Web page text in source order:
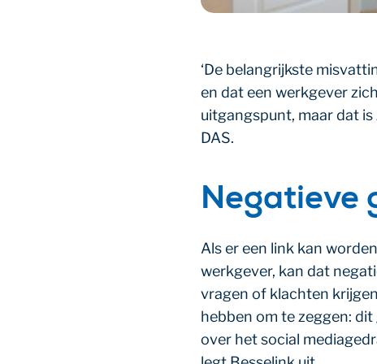
‘De belangrijkste
en dat een werkgever
uitgangspunt, maar dat
DAS.
Negatieve
Als er een link kan
werkgever, kan dat
vragen of klachten
hebben om te zeggen:
over het social